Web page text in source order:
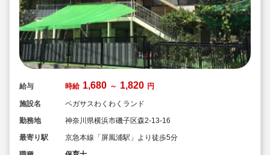
給与 時給 1,680 ～ 1,820 円
施設名
ペガサスわくわくランド
勤務地
神奈川県横浜市磯子区森2-13-16
最寄り駅
京急本線「屏風浦駅」より徒歩5分